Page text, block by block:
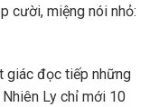
cười, miệng nói nhỏ:
giác đọc tiếp những
Ly chỉ mới 10